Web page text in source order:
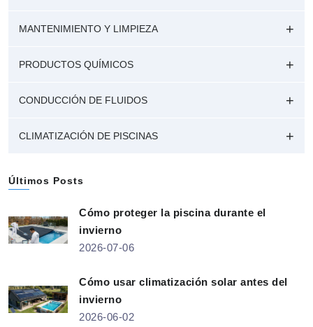
MANTENIMIENTO Y LIMPIEZA
PRODUCTOS QUÍMICOS
CONDUCCIÓN DE FLUIDOS
CLIMATIZACIÓN DE PISCINAS
Últimos Posts
Cómo proteger la piscina durante el
invierno
2026-07-06
Cómo usar climatización solar antes del
invierno
2026-06-02